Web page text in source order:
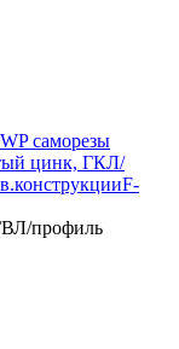
саморезы
цинк, ГКЛ/
F-
профиль